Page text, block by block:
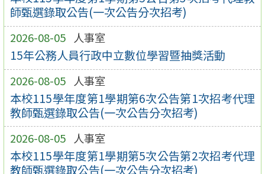
師甄選錄取公告(一次公告分次招考)
2026-08-05 人事室
15年公務人員行政中立數位學習暨抽獎活動
2026-08-05 人事室
本校115學年度第1學期第6次公告第1次招考代理
教師甄選錄取公告(一次公告分次招考)
2026-08-05 人事室
本校115學年度第1學期第5次公告第2次招考代理
教師甄選錄取公告(一次公告分次招考)